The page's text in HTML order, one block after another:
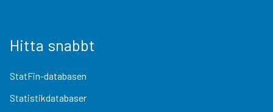
Hitta snabbt
StatFin-databasen
Statistikdatabaser